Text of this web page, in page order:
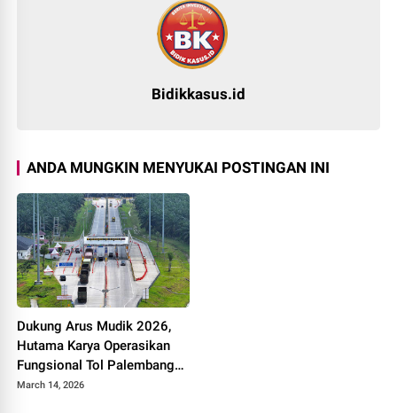
Bidikkasus.id
ANDA MUNGKIN MENYUKAI POSTINGAN INI
Dukung Arus Mudik 2026,
Hutama Karya Operasikan
Fungsional Tol Palembang–
Betung
March 14, 2026